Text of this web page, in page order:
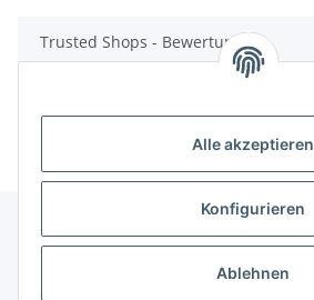
Alle akzeptieren
Konfigurieren
Ablehnen
Trusted Shops - Bewertungen